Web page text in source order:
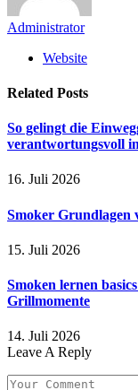
Administrator
Website
Related Posts
So gelingt die
verantwortungsvoll
16. Juli 2026
Smoker Grundlagen
15. Juli 2026
Smoken lernen
Grillmomente
14. Juli 2026
Leave A Reply